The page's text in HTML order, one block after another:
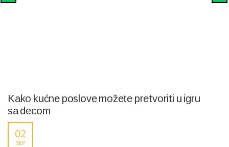
Kako kućne poslove možete pretvoriti u igru
sa decom
02
SEP